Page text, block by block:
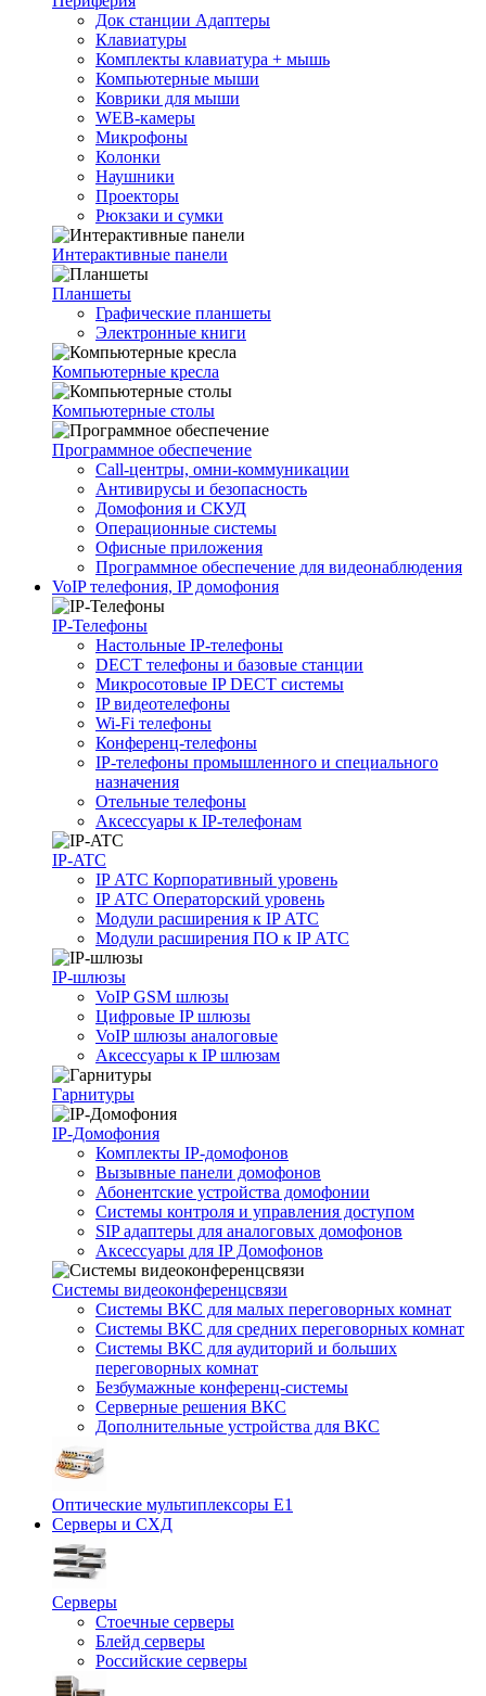
Док станции Адаптеры
Клавиатуры
Комплекты клавиатура + мышь
Компьютерные мыши
Коврики для мыши
WEB-камеры
Микрофоны
Колонки
Наушники
Проекторы
Рюкзаки и сумки
Интерактивные панели
Планшеты
Графические планшеты
Электронные книги
Компьютерные кресла
Компьютерные столы
Программное обеспечение
Call-центры, омни-коммуникации
Антивирусы и безопасность
Домофония и СКУД
Операционные системы
Офисные приложения
Программное обеспечение для видеонаблюдения
VoIP телефония, IP домофония
IP-Телефоны
Настольные IP-телефоны
DECT телефоны и базовые станции
Микросотовые IP DECT системы
IP видеотелефоны
Wi-Fi телефоны
Конференц-телефоны
IP-телефоны промышленного и специального
назначения
Отельные телефоны
Аксессуары к IP-телефонам
IP-ATC
IP АТС Корпоративный уровень
IP АТС Операторский уровень
Модули расширения к IP АТС
Модули расширения ПО к IP АТС
IP-шлюзы
VoIP GSM шлюзы
Цифровые IP шлюзы
VoIP шлюзы аналоговые
Аксессуары к IP шлюзам
Гарнитуры
IP-Домофония
Комплекты IP-домофонов
Вызывные панели домофонов
Абонентские устройства домофонии
Системы контроля и управления доступом
SIP адаптеры для аналоговых домофонов
Аксессуары для IP Домофонов
Системы видеоконференцсвязи
Системы ВКС для малых переговорных комнат
Системы ВКС для средних переговорных комнат
Системы ВКС для аудиторий и больших
переговорных комнат
Безбумажные конференц-системы
Серверные решения ВКС
Дополнительные устройства для ВКС
Оптические мультиплексоры Е1
Серверы и СХД
Серверы
Стоечные серверы
Блейд серверы
Российские серверы